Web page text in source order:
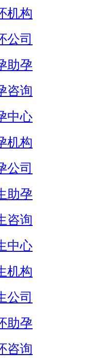
机构
公司
助孕
咨询
中心
机构
公司
助孕
咨询
中心
机构
公司
助孕
咨询